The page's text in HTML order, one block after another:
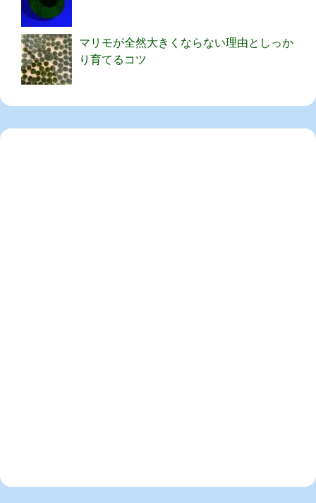
マリモが全然大きくならない理由としっか
り育てるコツ